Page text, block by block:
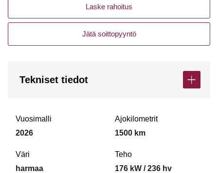
Laske rahoitus
Jätä soittopyyntö
Tekniset tiedot
Vuosimalli
2026
Ajokilometrit
1500 km
Väri
harmaa
Teho
176 kW / 236 hv